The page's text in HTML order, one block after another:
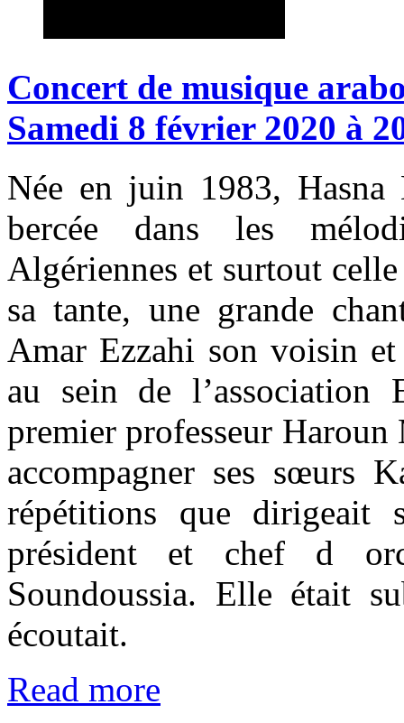
Concert de musique
Samedi 8 février 2020 à
Née en juin 1983, Hasna
bercée dans les
Algériennes et surtout
sa tante, une grande
Amar Ezzahi son voisin
au sein de l’association
premier professeur Haroun
accompagner ses sœurs
répétitions que
président et chef d
Soundoussia. Elle était
écoutait.
Read more